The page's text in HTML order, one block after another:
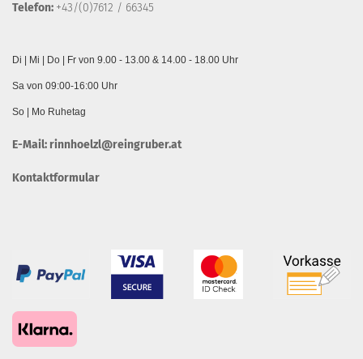
Telefon: +43/(0)7612 / 66345
Di | Mi | Do | Fr von 9.00 - 13.00 & 14.00 - 18.00 Uhr
Sa von 09:00-16:00 Uhr
So | Mo Ruhetag
E-Mail: rinnhoelzl@reingruber.at
Kontaktformular